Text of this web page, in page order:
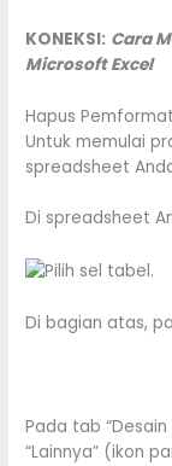
KONEKSI: Cara
Microsoft Excel
Hapus
Untuk memulai
spreadsheet
Di spreadsheet
Di bagian atas,
Pada tab “Desain
“Lainnya” (ikon